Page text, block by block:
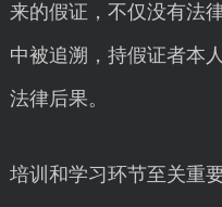
来的假证，不仅没有法
中被追溯，持假证者本
法律后果。
培训和学习环节至关重